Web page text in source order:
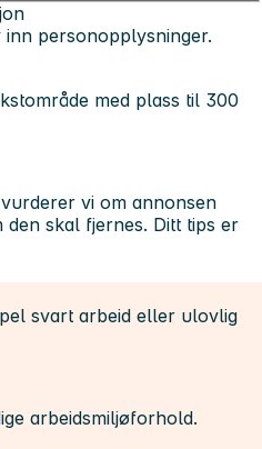
personopplysninger.
med plass til 300
vi om annonsen
skal fjernes. Ditt tips er
svart arbeid eller ulovlig
arbeidsmiljøforhold.